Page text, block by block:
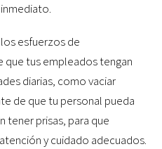
esfuerzos de
que tus empleados tengan
diarias, como vaciar
de que tu personal pueda
tener prisas, para que
y cuidado adecuados.